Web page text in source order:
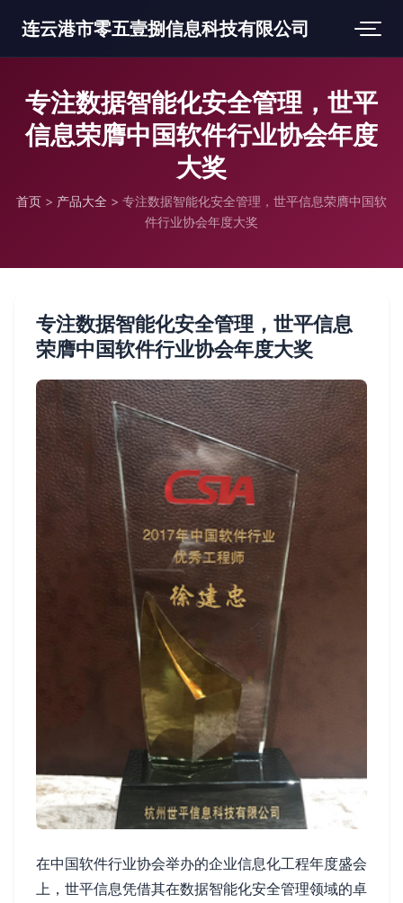
连云港市零五壹捌信息科技有限公司
专注数据智能化安全管理，世平
信息荣膺中国软件行业协会年度
大奖
首页 > 产品大全 > 专注数据智能化安全管理，世平信息荣膺中国软
件行业协会年度大奖
专注数据智能化安全管理，世平信息
荣膺中国软件行业协会年度大奖
在中国软件行业协会举办的企业信息化工程年度盛会
上，世平信息凭借其在数据智能化安全管理领域的卓